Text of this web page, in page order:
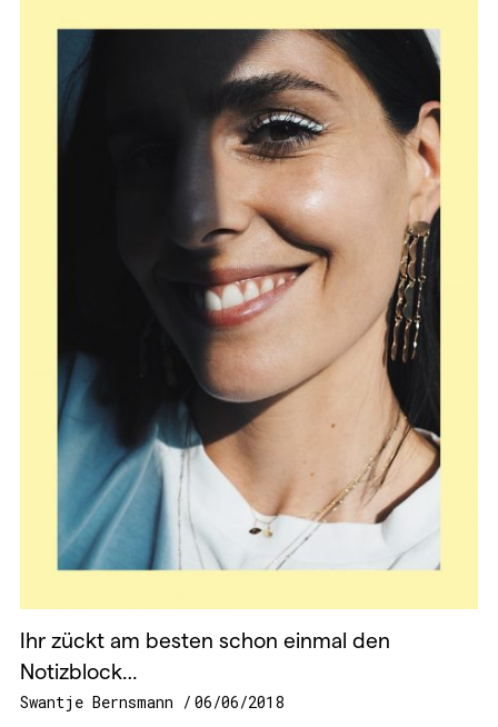
Ihr zückt am besten schon einmal den
Notizblock…
Swantje Bernsmann 06/06/2018